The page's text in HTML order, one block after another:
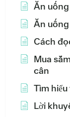
Ăn
Ăn uống
Cách
Mua
cân
Tìm
Lời